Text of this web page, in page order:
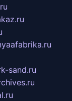
sand.ru